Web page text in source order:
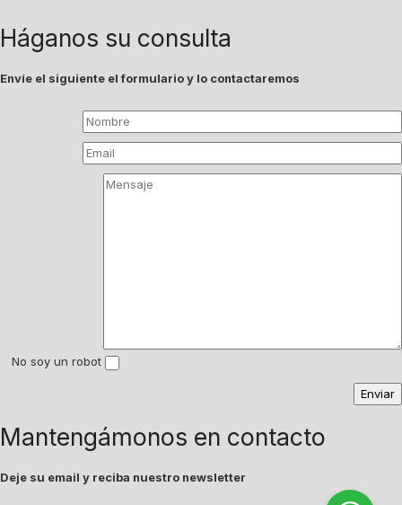
Háganos su consulta
Envíe el siguiente el formulario y lo contactaremos
No soy un robot
Mantengámonos en contacto
Deje su email y reciba nuestro newsletter